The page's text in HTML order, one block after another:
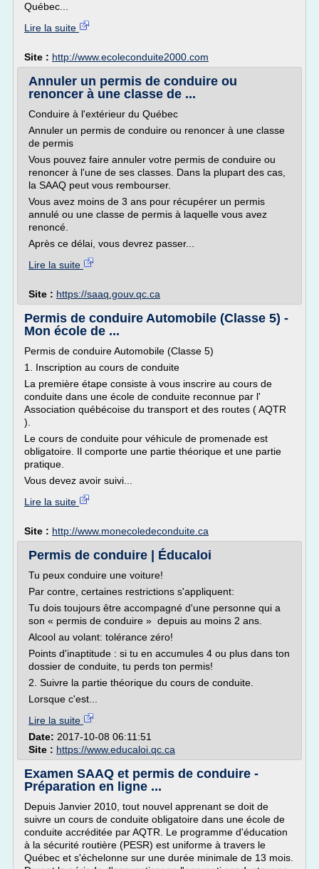
Québec...
Lire la suite
Site : http://www.ecoleconduite2000.com
Annuler un permis de conduire ou
renoncer à une classe de ...
Conduire à l'extérieur du Québec
Annuler un permis de conduire ou renoncer à une classe
de permis
Vous pouvez faire annuler votre permis de conduire ou
renoncer à l'une de ses classes. Dans la plupart des cas,
la SAAQ peut vous rembourser.
Vous avez moins de 3 ans pour récupérer un permis
annulé ou une classe de permis à laquelle vous avez
renoncé.
Après ce délai, vous devrez passer...
Lire la suite
Site : https://saaq.gouv.qc.ca
Permis de conduire Automobile (Classe 5) -
Mon école de ...
Permis de conduire Automobile (Classe 5)
1. Inscription au cours de conduite
La première étape consiste à vous inscrire au cours de
conduite dans une école de conduite reconnue par l'
Association québécoise du transport et des routes ( AQTR
).
Le cours de conduite pour véhicule de promenade est
obligatoire. Il comporte une partie théorique et une partie
pratique.
Vous devez avoir suivi...
Lire la suite
Site : http://www.monecoledeconduite.ca
Permis de conduire | Éducaloi
Tu peux conduire une voiture!
Par contre, certaines restrictions s'appliquent:
Tu dois toujours être accompagné d'une personne qui a
son « permis de conduire » depuis au moins 2 ans.
Alcool au volant: tolérance zéro!
Points d'inaptitude : si tu en accumules 4 ou plus dans ton
dossier de conduite, tu perds ton permis!
2. Suivre la partie théorique du cours de conduite.
Lorsque c'est...
Lire la suite
Date: 2017-10-08 06:11:51
Site : https://www.educaloi.qc.ca
Examen SAAQ et permis de conduire -
Préparation en ligne ...
Depuis Janvier 2010, tout nouvel apprenant se doit de
suivre un cours de conduite obligatoire dans une école de
conduite accréditée par AQTR. Le programme d'éducation
à la sécurité routière (PESR) est uniforme à travers le
Québec et s'échelonne sur une durée minimale de 13 mois.